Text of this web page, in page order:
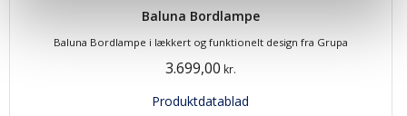
Baluna Bordlampe
Baluna Bordlampe i lækkert og funktionelt design fra Grupa
3.699,00 kr.
Produktdatablad